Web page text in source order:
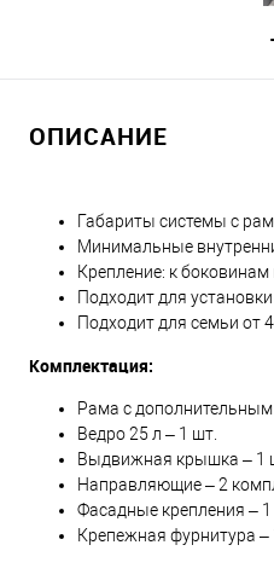
ОПИСАНИЕ
Габариты системы с
Минимальные
Крепление: к боковинам
Подходит для
Подходит для семьи от
Комплектация:
Рама с дополнительным
Ведро 25 л – 1 шт.
Выдвижная крышка – 1
Направляющие – 2
Фасадные крепления – 1
Крепежная фурнитура –